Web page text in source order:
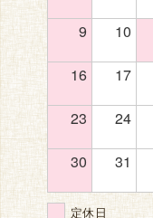
9 10
16 17
23 24
30 31
定休日